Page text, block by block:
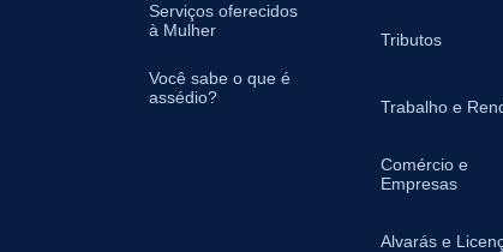
Serviços oferecidos
à Mulher
Você sabe o que é
assédio?
Tributos
Trabalho e
Comércio e
Empresas
Alvarás e